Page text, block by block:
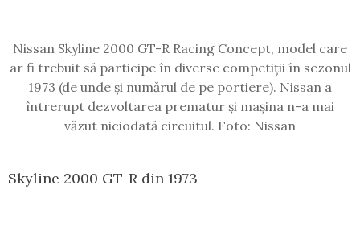
Nissan Skyline 2000 GT-R Racing Concept, model care
ar fi trebuit să participe în diverse competiții în sezonul
1973 (de unde și numărul de pe portiere). Nissan a
întrerupt dezvoltarea prematur și mașina n-a mai
văzut niciodată circuitul. Foto: Nissan
Skyline 2000 GT-R din 1973